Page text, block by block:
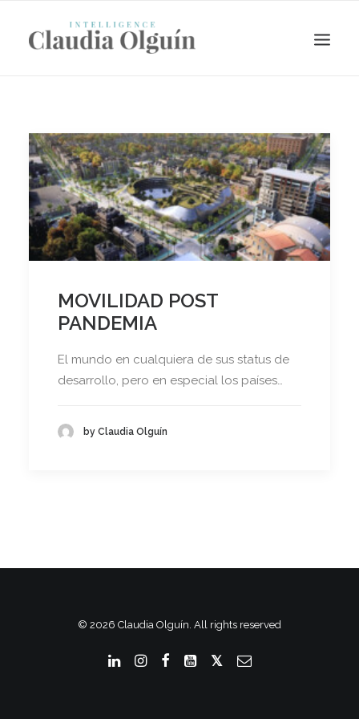
Search
MOVILIDAD POST
PANDEMIA
El mundo en cualquiera de sus status de
desarrollo, pero en especial los países…
by Claudia Olguín
© 2026 Claudia Olguín. All rights reserved